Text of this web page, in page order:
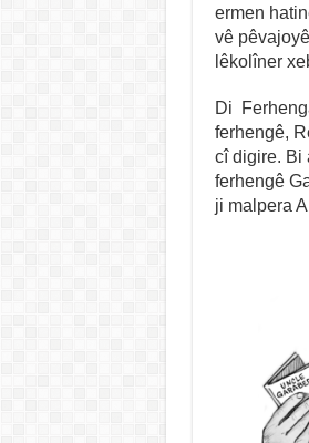
ermen
vê
lêkolîner
Di
ferhengê,
cî digire. Bi
ferhengê
ji malpera